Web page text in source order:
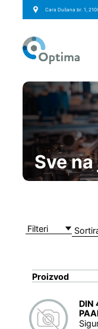
Cara Dušana br. 1,
Sve
Filteri
Proizvod
DIN